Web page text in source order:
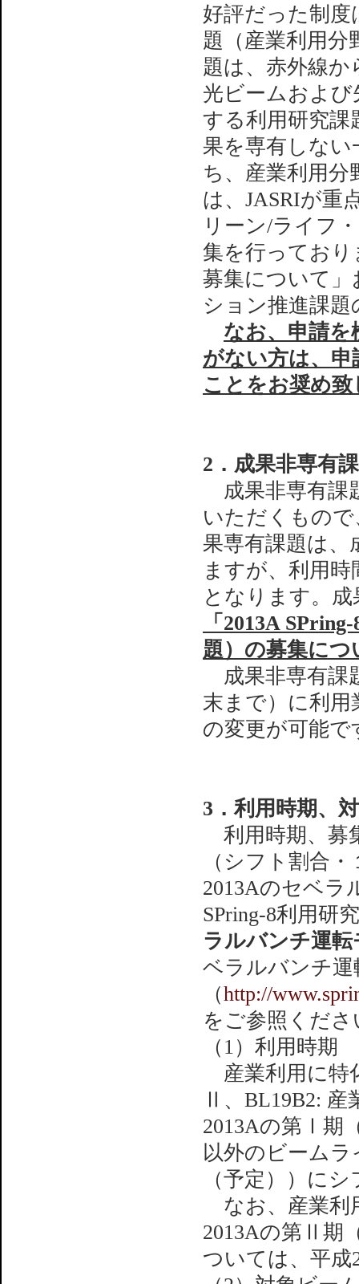
好評だった制度
題（産業利用
題は、赤外線
光ビームおよび
する利用研究課
果を専有しない
ち、産業利用
は、JASRIが重
リーン/ライフ
集を行っており
募集について
ション推進課
なお、申請
がない方は、
ことをお奨め
2．成果非専有
成果非専有課
いただくもの
果専有課題は、
ますが、利用
となります。
「2013A
題）の募集につ
成果非専有課
末まで）に利用
の変更が可能で
3．利用時期、
利用時期、募
（シフト割合
2013Aのセベラ
SPring-8利用研
ラルバンチ運転
ベラルバンチ
（http://
をご参照くださ
（1）利用時期
産業利用に特
Ⅱ、BL19B2:
2013Aの第Ⅰ期
以外のビームラ
（予定））に
なお、産業利
2013Aの第Ⅱ期
ついては、平成